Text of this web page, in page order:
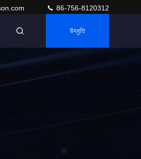
86-756-8120312
উদ্ধৃতি